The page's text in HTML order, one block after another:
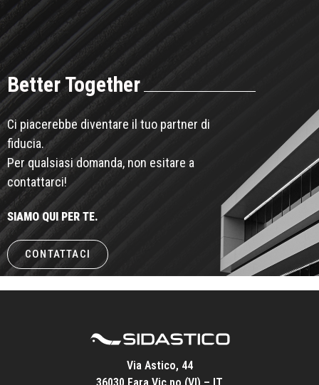
Better Together
Ci piacerebbe diventare il tuo partner di
fiducia.
Per qualsiasi domanda, non esitare a
contattarci!
SIAMO QUI PER TE.
CONTATTACI
Via Astico, 44